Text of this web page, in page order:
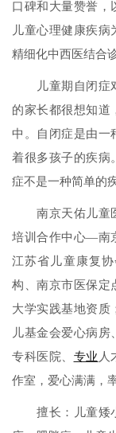
口碑和大量赞誉，
儿童心理健康疾病
精细化中西医结合
儿童期自闭症对
的家长都很想知道
中。自闭症是由一
着很多孩子的疾病
症不是一种简单的
南京天佑儿童医
培训合作中心—南
江苏省儿童康复
构、南京市医保定
大学实践基地资质
儿基金会爱心病房
专科医院、 专业 人
作室，爱心满满，
擅长：儿童矮小